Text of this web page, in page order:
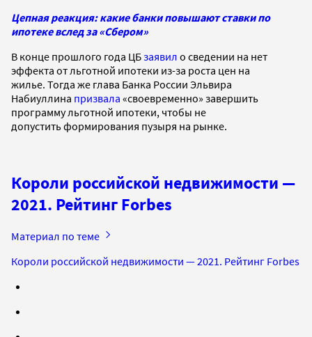
Цепная реакция: какие банки повышают ставки по
ипотеке вслед за «Сбером»
В конце прошлого года ЦБзаявил о сведении на нет
эффекта от льготной ипотеки из-за роста цен на
жилье. Тогда же глава Банка России Эльвира
Набиуллина призвала «своевременно» завершить
программу льготной ипотеки, чтобы не
допустить формирования пузыря на рынке.
Короли российской недвижимости —
2021. Рейтинг Forbes
Материал по теме
Короли российской недвижимости — 2021. Рейтинг Forbes